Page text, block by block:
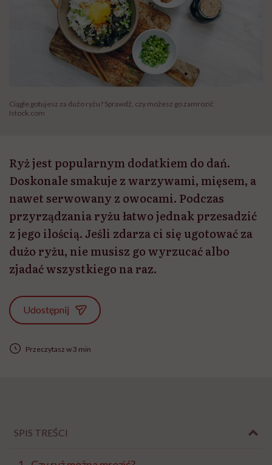
Ciągle gotujesz za dużo ryżu? Sprawdź, czy możesz go zamrozić
Istock.com
Ryż jest popularnym dodatkiem do dań.
Doskonale smakuje z warzywami, mięsem, a
nawet serwowany z owocami. Podczas
przyrządzania ryżu łatwo jednak przesadzić
z jego ilością. Jeśli zdarza ci się ugotować za
dużo ryżu, nie musisz go wyrzucać albo
zjadać wszystkiego na raz.
Udostępnij
Przeczytasz w 3 min
SPIS TREŚCI